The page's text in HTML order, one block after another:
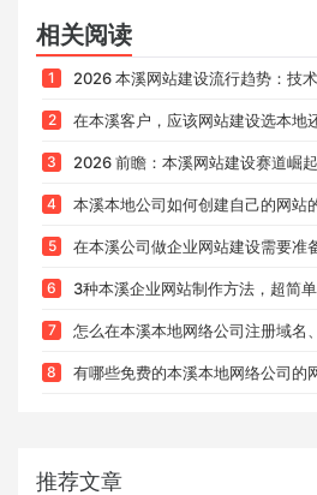
相关阅读
1 2026 本溪网站建设流行趋势：技
2 在本溪客户，应该网站建设选本地还是网络
3 2026 前瞻：本溪网站建设赛道崛起新势力
4 本溪本地公司如何创建自己的网站
5 在本溪公司做企业网站建设需要准
6 3种本溪企业网站制作方法，超简单
7 怎么在本溪本地网络公司注册域名
8 有哪些免费的本溪本地网络公司的网页建
推荐文章